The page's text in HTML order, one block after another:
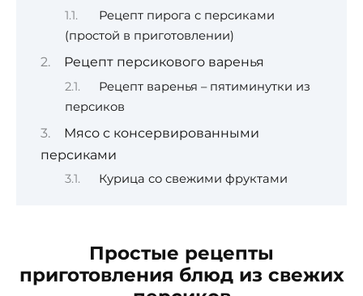
Рецепт пирога с персиками
(простой в приготовлении)
Рецепт персикового варенья
Рецепт варенья – пятиминутки из
персиков
Мясо с консервированными
персиками
Курица со свежими фруктами
Простые рецепты
приготовления блюд из свежих